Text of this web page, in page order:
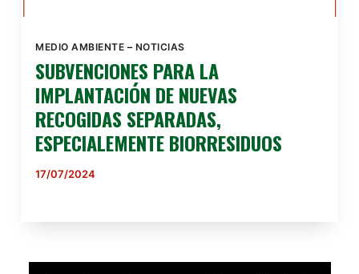
MEDIO AMBIENTE – NOTICIAS
SUBVENCIONES PARA LA
IMPLANTACIÓN DE NUEVAS
RECOGIDAS SEPARADAS,
ESPECIALEMENTE BIORRESIDUOS
17/07/2024